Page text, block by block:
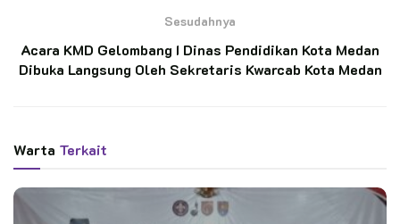
generasi muda melalui gerakan pramuka. Ia berharap kegiatan
ini dapat menciptakan kader-kader pramuka yang berkualitas
dan siap untuk berkontribusi dalam pembangunan karakter
Kontingen Pramuka Kwarcab Cilacap Siap
Berlaga di Jambore Nasional XII
Sesudahnya
Acara KMD Gelombang I Dinas Pendidikan Kota Medan
Dibuka Langsung Oleh Sekretaris Kwarcab Kota Medan
Warta Terkait